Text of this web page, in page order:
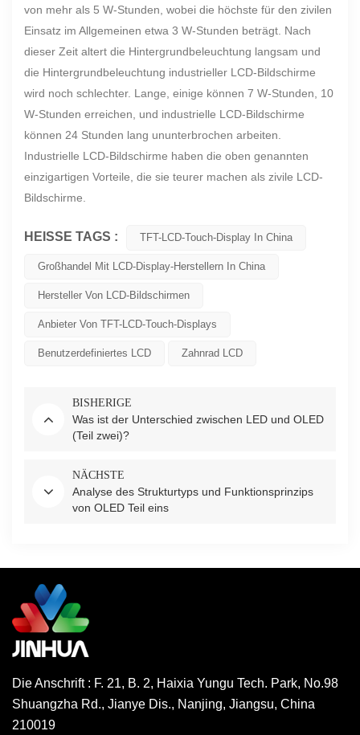
von mehr als 5 W-Stunden, wobei die höchste für den zivilen
Einsatz im Allgemeinen etwa 3 W-Stunden beträgt. Nach
dieser Zeit altert die Hintergrundbeleuchtung langsam und
die Hintergrundbeleuchtung industrieller LCD-Bildschirme
wird noch schlechter. Lange, einige können 7 W-Stunden, 10
W-Stunden erreichen, und industrielle LCD-Bildschirme
können 24 Stunden lang ununterbrochen arbeiten.
Industrielle LCD-Bildschirme haben die oben genannten
einzigartigen Vorteile, die sie teurer machen als zivile LCD-
Bildschirme.
HEISSE TAGS : TFT-LCD-Touch-Display In China
Großhandel Mit LCD-Display-Herstellern In China
Hersteller Von LCD-Bildschirmen
Anbieter Von TFT-LCD-Touch-Displays
Benutzerdefiniertes LCD Zahnrad LCD
BISHERIGE
Was ist der Unterschied zwischen LED und OLED
(Teil zwei)?
NÄCHSTE
Analyse des Strukturtyps und Funktionsprinzips
von OLED Teil eins
Die Anschrift : F. 21, B. 2, Haixia Yungu Tech. Park, No.98
Shuangzha Rd., Jianye Dis., Nanjing, Jiangsu, China
210019